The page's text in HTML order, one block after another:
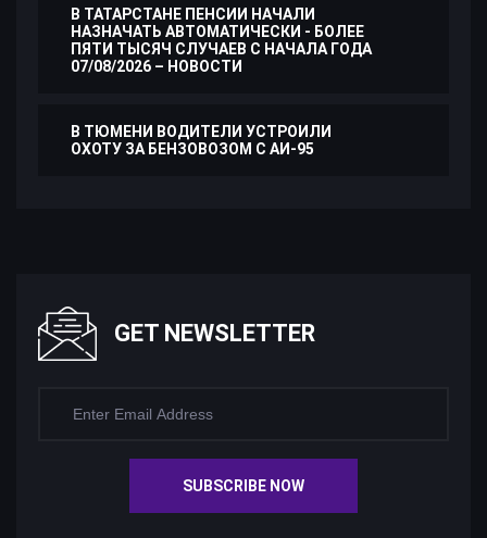
В ТАТАРСТАНЕ ПЕНСИИ НАЧАЛИ
НАЗНАЧАТЬ АВТОМАТИЧЕСКИ - БОЛЕЕ
ПЯТИ ТЫСЯЧ СЛУЧАЕВ С НАЧАЛА ГОДА
07/08/2026 – НОВОСТИ
В ТЮМЕНИ ВОДИТЕЛИ УСТРОИЛИ
ОХОТУ ЗА БЕНЗОВОЗОМ С АИ-95
GET NEWSLETTER
SUBSCRIBE NOW